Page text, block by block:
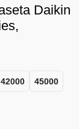
Daikin
42000 45000